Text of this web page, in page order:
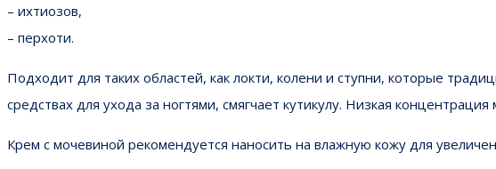
– ихтиозов,
– перхоти.
Подходит для таких областей, как локти, колени и ступни, которые
средствах для ухода за ногтями, смягчает кутикулу. Низкая
Крем с мочевиной рекомендуется наносить на влажную кожу для